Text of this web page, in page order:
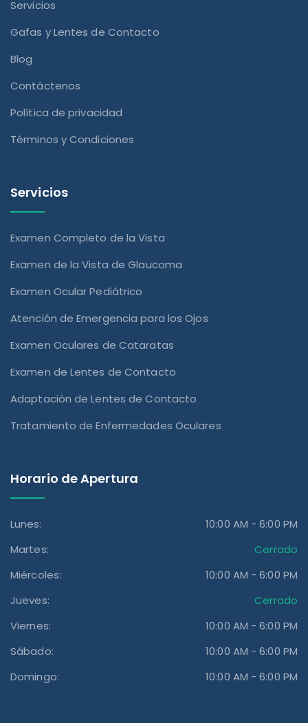
Servicios
Gafas y Lentes de Contacto
Blog
Contáctenos
Política de privacidad
Términos y Condiciones
Servicios
Examen Completo de la Vista
Examen de la Vista de Glaucoma
Examen Ocular Pediátrico
Atención de Emergencia para los Ojos
Examen Oculares de Cataratas
Examen de Lentes de Contacto
Adaptación de Lentes de Contacto
Tratamiento de Enfermedades Oculares
Horario de Apertura
Lunes:
10:00 AM - 6:00 PM
Martes:
Cerrado
Miércoles:
10:00 AM - 6:00 PM
Jueves:
Cerrado
Viernes:
10:00 AM - 6:00 PM
Sábado:
10:00 AM - 6:00 PM
Domingo:
10:00 AM - 6:00 PM